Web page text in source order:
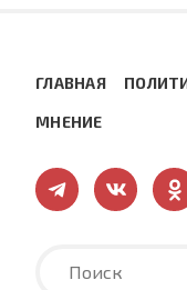
ГЛАВНАЯ
МНЕНИЕ